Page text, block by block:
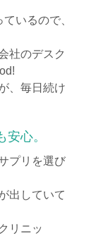
いるので、
社のデスク
、毎日続け
心。
プリを選び
出していて
リニッ